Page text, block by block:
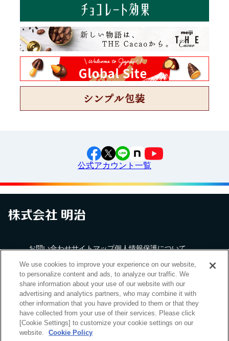
公式アカウント一覧
お問い合わせサイトマップ個人情報保護について
明治グループのDX
Cookie Settings
明治ホールディングス株式会社 （EN ｜ 簡体
Meiji Seika ファルマ株式会社
We use cookies to improve your experience on our website,
to personalize content and ads, to analyze our traffic. We
share information about your use of our website with our
advertising and analytics partners, who may combine it with
other information that you have provided to them or that they
have collected from your use of their services. Please click
[Cookie Settings] to customize your cookie settings on our
website.
Cookie Policy